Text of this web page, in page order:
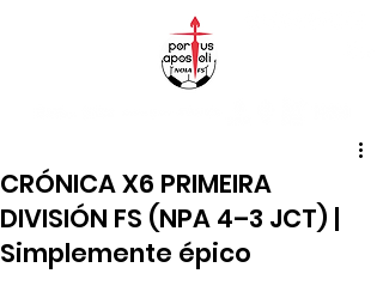
CRÓNICA X6 PRIMEIRA
DIVISIÓN FS (NPA 4–3 JCT) |
Simplemente épico